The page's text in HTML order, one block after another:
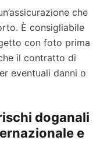
che
È consigliabile
con foto prima
il contratto di
eventuali danni o
doganali
e